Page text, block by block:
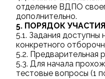
отделение ВДПО
дополнительно.
5. ПОРЯДОК УЧАСТИЯ
5.1. Задания
конкретного
5.2. Предварительная
5.3. Для начала
тестовые вопросы (1